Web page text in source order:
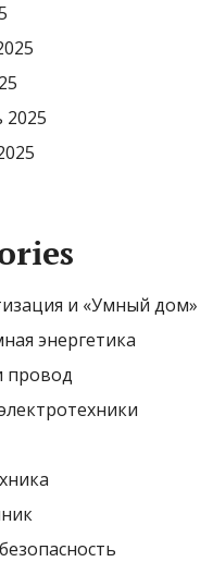
и «Умный дом»
энергетика
провод